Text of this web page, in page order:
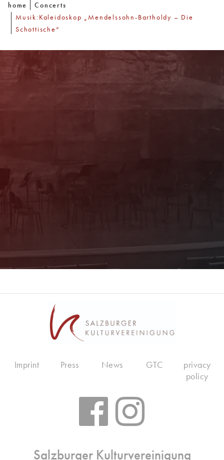
home
Concerts
Musik:Kaleidoskop „Mendelssohn-Bartholdy – Die
Schottische“
Newsletter
informed about the program. You will also
Register now!
Salzburger Kulturvereinigung
Imprint Press News GTC
privacy
policy